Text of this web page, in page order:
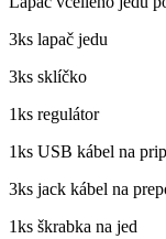
3ks lapač jedu
3ks sklíčko
1ks regulátor
1ks USB kábel na
3ks jack kábel na
1ks škrabka na jed